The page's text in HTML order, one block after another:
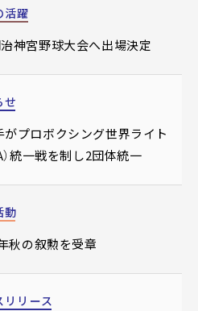
活躍
神宮野球大会へ出場決定
せ
プロボクシング世界ライト
）統一戦を制し2団体統一
動
秋の叙勲を受章
リリース